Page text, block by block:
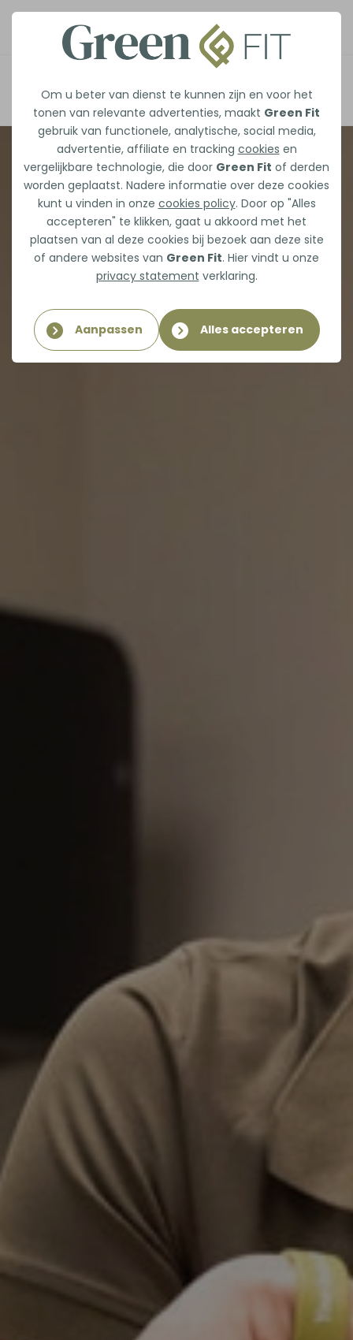
Om u beter van dienst te kunnen zijn en voor het
tonen van relevante advertenties, maakt Green Fit
gebruik van functionele, analytische, social media,
advertentie, affiliate en tracking cookies en
vergelijkbare technologie, die door Green Fit of derden
worden geplaatst. Nadere informatie over deze cookies
kunt u vinden in onze cookies policy. Door op "Alles
accepteren" te klikken, gaat u akkoord met het
plaatsen van al deze cookies bij bezoek aan deze site
of andere websites van Green Fit. Hier vindt u onze
privacy statement verklaring.
Aanpassen Alles accepteren
Afspraak maken